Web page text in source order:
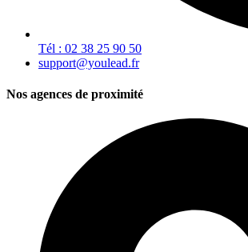
Tél : 02 38 25 90 50
support@youlead.fr
Nos agences de proximité